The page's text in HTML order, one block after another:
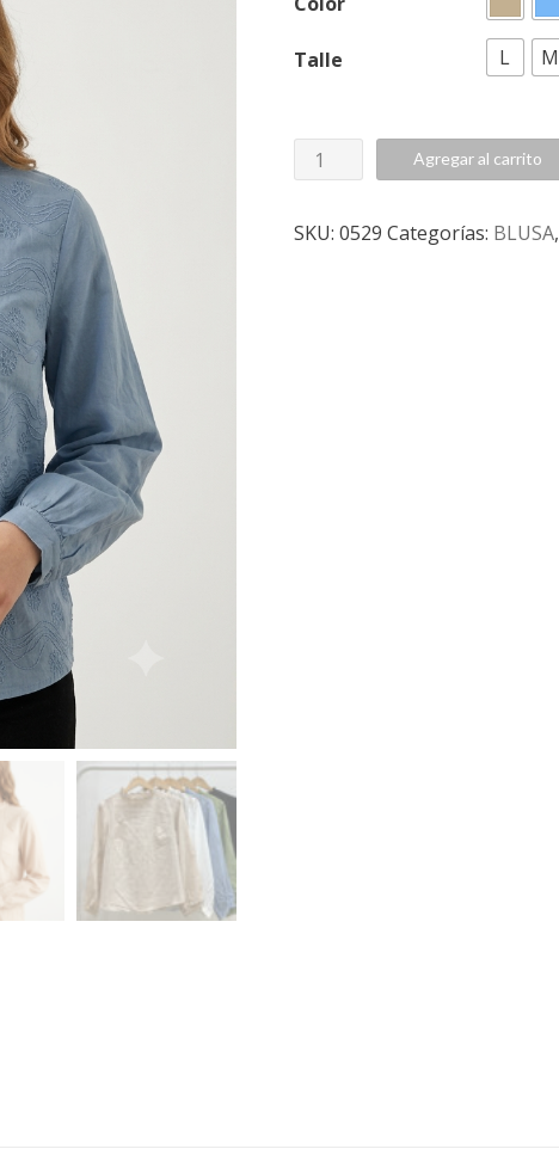
Talle L M
0529
Blusa
cantidad
Agregar al carrito
SKU: 0529 Categorías: BLUSA,